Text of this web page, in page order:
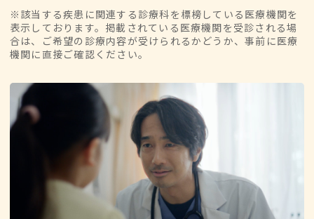
※該当する疾患に関連する診療科を標榜している医療機関を
表示しております。掲載されている医療機関を受診される場
合は、ご希望の診療内容が受けられるかどうか、事前に医療
機関に直接ご確認ください。